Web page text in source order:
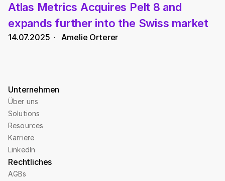
Atlas Metrics Acquires Pelt 8 and
expands further into the Swiss market
14.07.2025
  ·
Amelie Orterer
Unternehmen
Über uns
Solutions
Resources
Karriere
LinkedIn
Rechtliches
AGBs